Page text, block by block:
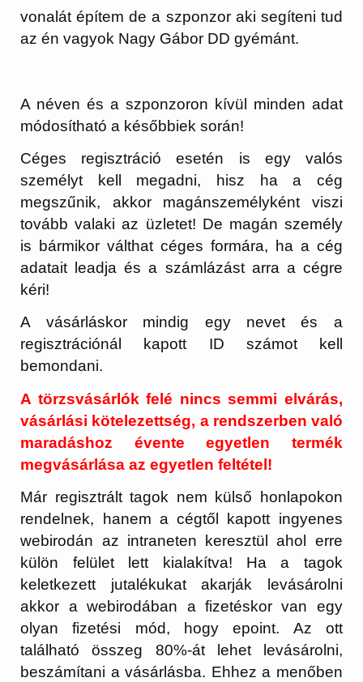
vonalát építem de a szponzor aki segíteni tud
az én vagyok Nagy Gábor DD gyémánt.
A néven és a szponzoron kívül minden adat
módosítható a későbbiek során!
Céges regisztráció esetén is egy valós
személyt kell megadni, hisz ha a cég
megszűnik, akkor magánszemélyként viszi
tovább valaki az üzletet! De magán személy
is bármikor válthat céges formára, ha a cég
adatait leadja és a számlázást arra a cégre
kéri!
A vásárláskor mindig egy nevet és a
regisztrációnál kapott ID számot kell
bemondani.
A törzsvásárlók felé nincs semmi elvárás,
vásárlási kötelezettség, a rendszerben való
maradáshoz évente egyetlen termék
megvásárlása az egyetlen feltétel!
Már regisztrált tagok nem külső honlapokon
rendelnek, hanem a cégtől kapott ingyenes
webirodán az intraneten keresztül ahol erre
külön felület lett kialakítva! Ha a tagok
keletkezett jutalékukat akarják levásárolni
akkor a webirodában a fizetéskor van egy
olyan fizetési mód, hogy epoint. Az ott
található összeg 80%-át lehet levásárolni,
beszámítani a vásárlásba. Ehhez a menőben